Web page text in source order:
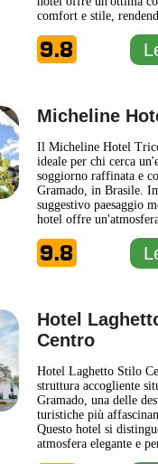
comfort e stile,
nella bellezza delle
Le camere sono
9.8
Micheline
Il Micheline Hotel
ideale per chi cerca
soggiorno raffinata e
Gramado, in Brasile.
suggestivo paesaggio
hotel offre
funzionale. Ogni
per garantire un
9.8
Hotel
Centro
Hotel Laghetto Stilo
struttura accogliente
Gramado, una delle
turistiche più
Questo hotel si
atmosfera elegante e